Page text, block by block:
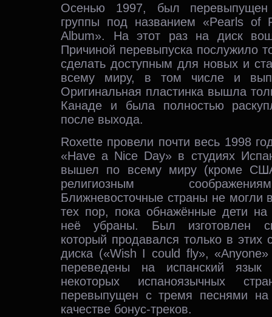
Осенью 1997, был
группы под названием «Pearls
Album». На этот раз на диск
Причиной перевыпуска послужило
сделать доступным для новых и
всему миру, в том числе и
Оригинальная пластинка вышла
Канаде и была полностью
после выхода.
Roxette провели почти весь 1998
«Have a Nice Day» в студиях
вышел по всему миру (кроме
религиозным
Ближневосточные страны не могли
тех пор, пока обнажённые дети
неё убраны. Был изготовлен
который продавался только в этих
диска («Wish I could fly»,
переведены на испанский
некоторых испаноязычных
перевыпущен с тремя песнями
качестве бонус-треков.